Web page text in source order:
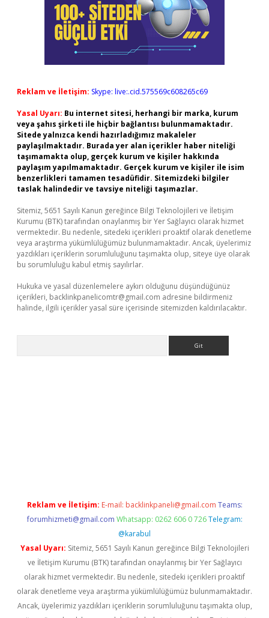
Reklam ve İletişim: Skype: live:.cid.575569c608265c69
Yasal Uyarı: Bu internet sitesi, herhangi bir marka, kurum
veya şahıs şirketi ile hiçbir bağlantısı bulunmamaktadır.
Sitede yalnızca kendi hazırladığımız makaleler
paylaşılmaktadır. Burada yer alan içerikler haber niteliği
taşımamakta olup, gerçek kurum ve kişiler hakkında
paylaşım yapılmamaktadır. Gerçek kurum ve kişiler ile isim
benzerlikleri tamamen tesadüfidir. Sitemizdeki bilgiler
taslak halindedir ve tavsiye niteliği taşımazlar.
Sitemiz, 5651 Sayılı Kanun gereğince Bilgi Teknolojileri ve İletişim
Kurumu (BTK) tarafından onaylanmış bir Yer Sağlayıcı olarak hizmet
vermektedir. Bu nedenle, sitedeki içerikleri proaktif olarak denetleme
veya araştırma yükümlülüğümüz bulunmamaktadır. Ancak, üyelerimiz
yazdıkları içeriklerin sorumluluğunu taşımakta olup, siteye üye olarak
bu sorumluluğu kabul etmiş sayılırlar.
Hukuka ve yasal düzenlemelere aykırı olduğunu düşündüğünüz
içerikleri, backlinkpanelicomtr@gmail.com adresine bildirmeniz
halinde, ilgili içerikler yasal süre içerisinde sitemizden kaldırılacaktır.
Reklam ve İletişim: E-mail: backlinkpaneli@gmail.com Teams:
forumhizmeti@gmail.com Whatsapp: 0262 606 0 726 Telegram:
@karabul
Yasal Uyarı: Sitemiz, 5651 Sayılı Kanun gereğince Bilgi Teknolojileri
ve İletişim Kurumu (BTK) tarafından onaylanmış bir Yer Sağlayıcı
olarak hizmet vermektedir. Bu nedenle, sitedeki içerikleri proaktif
olarak denetleme veya araştırma yükümlülüğümüz bulunmamaktadır.
Ancak, üyelerimiz yazdıkları içeriklerin sorumluluğunu taşımakta olup,